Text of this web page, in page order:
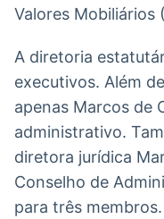
Valores Mobiliários
A diretoria
executivos. Além
apenas Marcos de
administrativo.
diretora jurídica
Conselho de
para três membros.